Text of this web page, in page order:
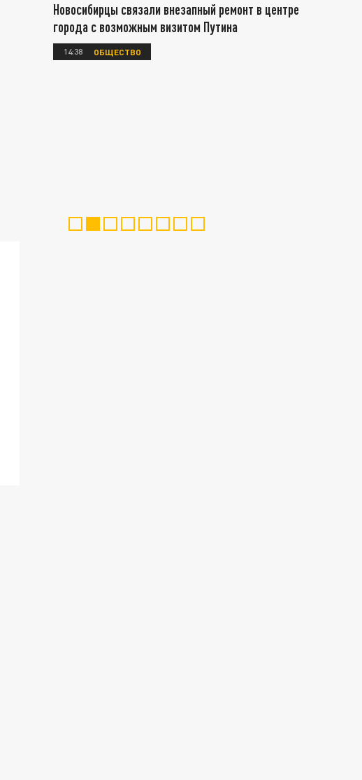
Новосибирцы связали внезапный ремонт в центре
города с возможным визитом Путина
14:38 ОБЩЕСТВО